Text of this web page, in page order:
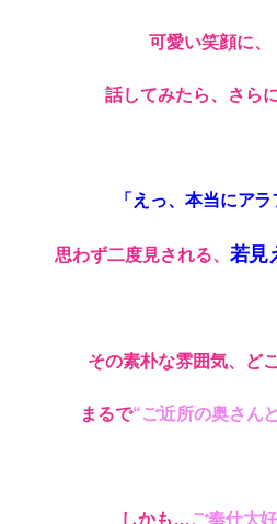
可愛い笑顔に
話してみたら、さら
「えっ、本当にアラ
思わず二度見される、 若見
その素朴な雰囲気、ど
まるで“ご近所の奥さん
しかも…ご奉仕大